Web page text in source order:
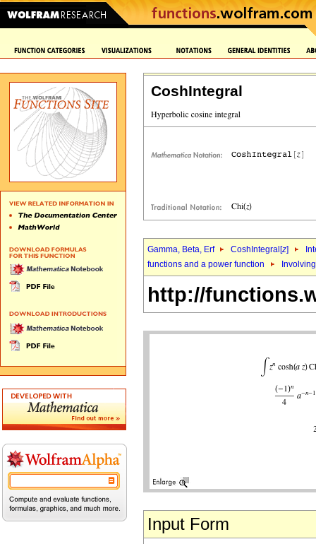
CoshIntegral
Gamma, Beta, Erf CoshIntegral[z]
functions and a power function
http://
Input Form